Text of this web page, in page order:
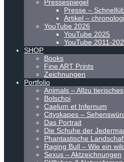
Pressespiegel
Presse –
Artikel –
YouTube 2026
YouTube 2025
YouTube 2011-
SHOP
Books
Fine ART Prints
Zeichnungen
Portfolio
Animals – Allzu tierisches
Bolschoi
Caelum et Infernum
Cityskapes –
Das Portrait
Die Schuhe der
Phantastische
Raging Bull – Wie ein
Sexus – Aktzeichnungen